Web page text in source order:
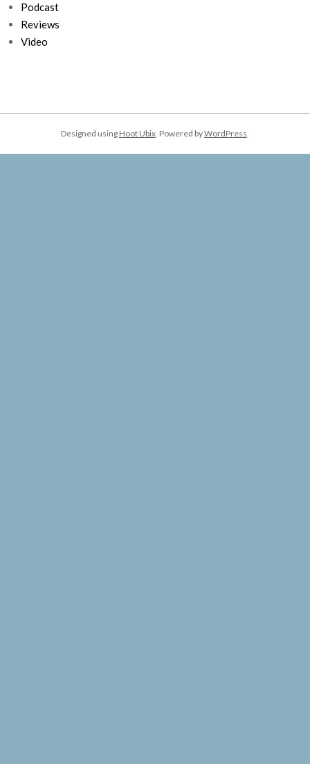
Podcast
Reviews
Video
Designed using Hoot Ubix. Powered byWordPress.